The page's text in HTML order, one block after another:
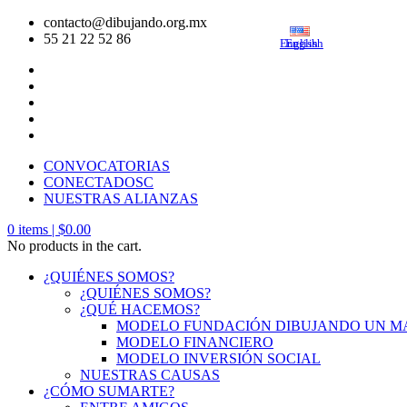
contacto@dibujando.org.mx
55 21 22 52 86
CONVOCATORIAS
CONECTADOSC
NUESTRAS ALIANZAS
0 items | $0.00
No products in the cart.
¿QUIÉNES SOMOS?
¿QUIÉNES SOMOS?
¿QUÉ HACEMOS?
MODELO FUNDACIÓN DIBUJANDO UN
MODELO FINANCIERO
MODELO INVERSIÓN SOCIAL
NUESTRAS CAUSAS
¿CÓMO SUMARTE?
English
English